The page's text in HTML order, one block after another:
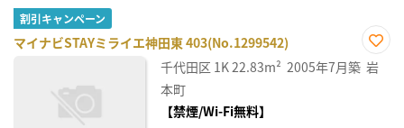
割引キャンペーン
マイナビSTAYミライエ神田東 403(No.1299542)
お気
に入
千代田区 1K22.83m² 2005年7月築 岩
本町
【禁煙/Wi-Fi無料】